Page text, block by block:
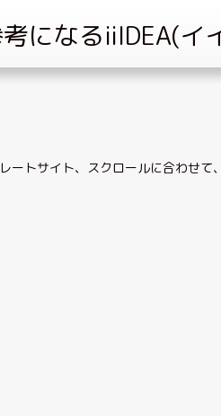
ートサイト、 スクロールに合わせて、